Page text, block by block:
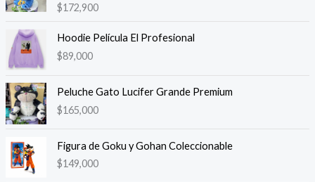
Valorado
en
5.00
$172,900
Hoodie Película El Profesional
$89,000
Peluche Gato Lucifer Grande Premium
$165,000
Figura de Goku y Gohan Coleccionable
$149,000